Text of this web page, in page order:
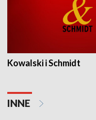
Kowalski i Schmidt
INNE